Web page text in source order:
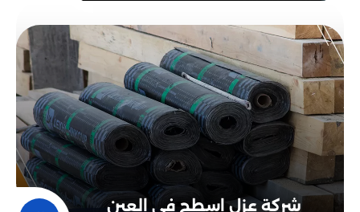
شركة عزل اسطح في العين